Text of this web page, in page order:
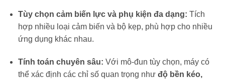
Tùy chọn cảm biến lực và phụ kiện đa dạng: Tích
hợp nhiều loại cảm biến và bộ kẹp, phù hợp cho nhiều
ứng dụng khác nhau.
Tính toán chuyên sâu: Với mô-đun tùy chọn, máy có
thể xác định các chỉ số quan trọng như độ bền kéo,